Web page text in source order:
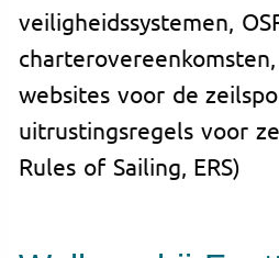
veiligheidssystemen,
websites voor de
uitrustingsregels voor
Rules of Sailing, ERS)